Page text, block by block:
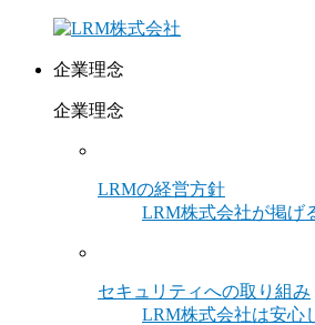
企業理念
企業理念
LRMの経営方針
LRM株式会社が掲げ
セキュリティへの取り組み
LRM株式会社は安心